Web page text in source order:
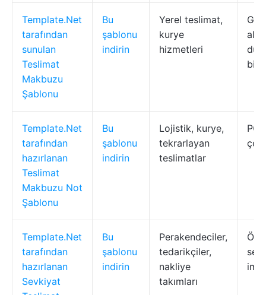
Template.Net
tarafından
sunulan
Teslimat
Makbuzu
Şablonu
Bu
şablonu
indirin
Yerel teslimat,
kurye
hizmetleri
Template.Net
tarafından
hazırlanan
Teslimat
Makbuzu Not
Şablonu
Bu
şablonu
indirin
Lojistik, kurye,
tekrarlayan
teslimatlar
PO
Template.Net
tarafından
hazırlanan
Sevkiyat
Bu
şablonu
indirin
Perakendeciler,
tedarikçiler,
nakliye
takımları